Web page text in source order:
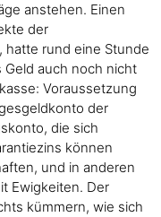
anstehen. Einen
der
rund eine Stunde
Geld auch noch nicht
Voraussetzung
der
die sich
können
und in anderen
Ewigkeiten. Der
kümmern, wie sich